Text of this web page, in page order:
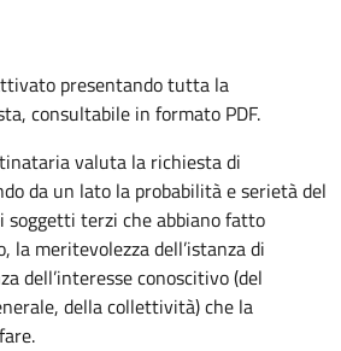
presentando tutta la
consultabile in formato PDF.
valuta la richiesta di
da un lato la probabilità e serietà del
soggetti terzi che abbiano fatto
la meritevolezza dell’istanza di
dell’interesse conoscitivo (del
della collettività) che la